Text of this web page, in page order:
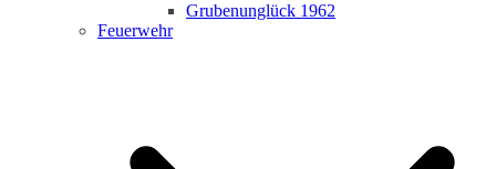
Grubenunglück 1962
Feuerwehr